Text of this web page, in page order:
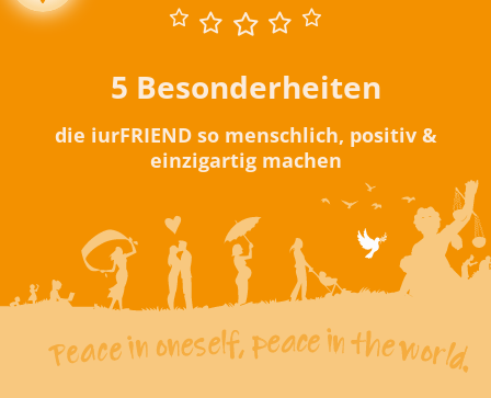
5 Besonderheiten
die iurFRIEND so menschlich, positiv &
einzigartig machen